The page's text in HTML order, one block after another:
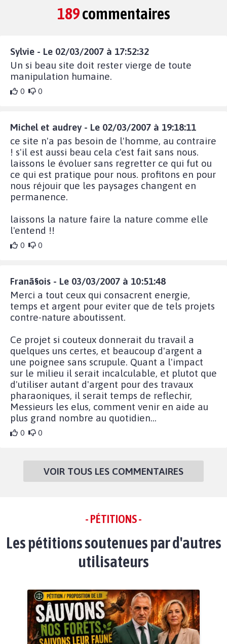
189commentaires
Sylvie - Le 02/03/2007 à 17:52:32
Un si beau site doit rester vierge de toute
manipulation humaine.
0 0
Michel et audrey - Le 02/03/2007 à 19:18:11
ce site n'a pas besoin de l'homme, au contraire
! s'il est aussi beau cela c'est fait sans nous.
laissons le évoluer sans regretter ce qui fut ou
ce qui est pratique pour nous. profitons en pour
nous réjouir que les paysages changent en
permanence.
laissons la nature faire la nature comme elle
l'entend !!
0 0
Franã§ois - Le 03/03/2007 à 10:51:48
Merci a tout ceux qui consacrent energie,
temps et argent pour eviter que de tels projets
contre-nature aboutissent.
Ce projet si couteux donnerait du travail a
quelques uns certes, et beaucoup d'argent a
une poignee sans scrupule. Quant a l'impact
sur le milieu il serait incalculable, et plutot que
d'utiliser autant d'argent pour des travaux
pharaoniques, il serait temps de reflechir,
Messieurs les elus, comment venir en aide au
plus grand nombre au quotidien...
0 0
VOIR TOUS LES COMMENTAIRES
- PÉTITIONS -
Les pétitions soutenues par d'autres
utilisateurs